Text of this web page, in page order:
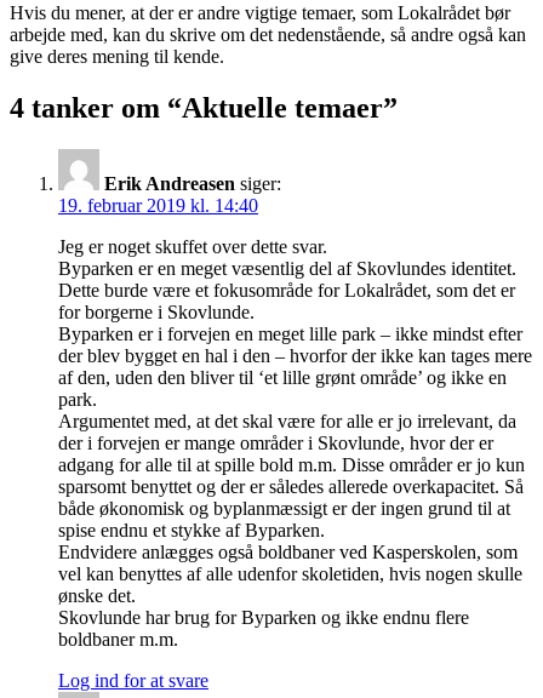
Hvis du mener, at der er andre vigtige temaer, som Lokalrådet bør
arbejde med, kan du skrive om det nedenstående, så andre også kan
give deres mening til kende.
4 tanker om “Aktuelle temaer”
Erik Andreasen siger:
19. februar 2019 kl. 14:40
Jeg er noget skuffet over dette svar.
Byparken er en meget væsentlig del af Skovlundes identitet.
Dette burde være et fokusområde for Lokalrådet, som det er
for borgerne i Skovlunde.
Byparken er i forvejen en meget lille park – ikke mindst efter
der blev bygget en hal i den – hvorfor der ikke kan tages mere
af den, uden den bliver til ‘et lille grønt område’ og ikke en
park.
Argumentet med, at det skal være for alle er jo irrelevant, da
der i forvejen er mange områder i Skovlunde, hvor der er
adgang for alle til at spille bold m.m. Disse områder er jo kun
sparsomt benyttet og der er således allerede overkapacitet. Så
både økonomisk og byplanmæssigt er der ingen grund til at
spise endnu et stykke af Byparken.
Endvidere anlægges også boldbaner ved Kasperskolen, som
vel kan benyttes af alle udenfor skoletiden, hvis nogen skulle
ønske det.
Skovlunde har brug for Byparken og ikke endnu flere
boldbaner m.m.
Log ind for at svare